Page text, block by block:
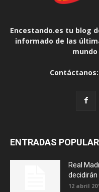
Encestando.es tu blog
informado de las
Contáctanos:
ENTRADAS
Real
decidirán
12 abril